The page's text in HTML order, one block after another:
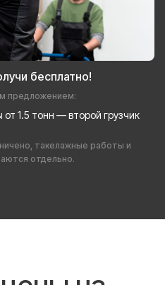
бесплатно!
предложением:
1.5 тонн — второй грузчик
такелажные работы и
отдельно.